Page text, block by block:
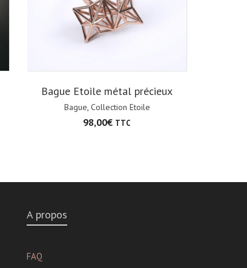
Bague Etoile métal précieux
Bague, Collection Etoile
98,00€ TTC
A propos
FAQ